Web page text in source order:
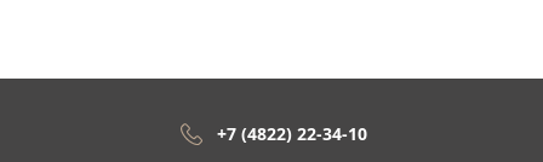
+7 (4822) 22-34-10